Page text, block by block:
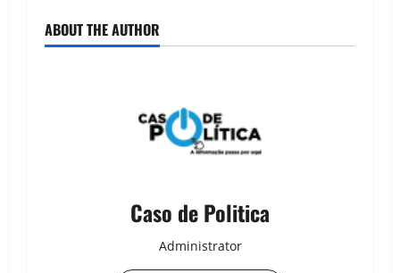
ABOUT THE AUTHOR
Caso de Politica
Administrator